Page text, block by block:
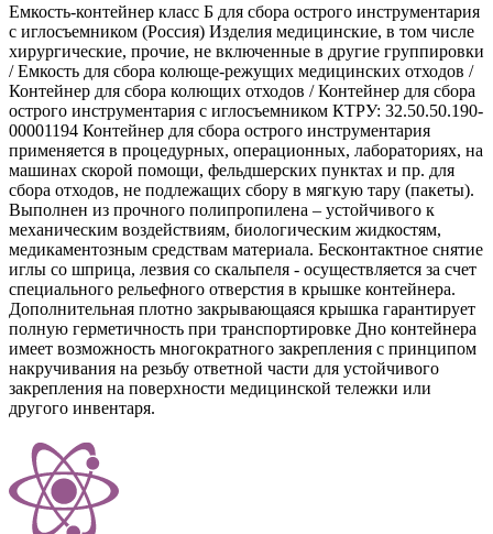
Емкость-контейнер класс Б для сбора острого инструментария
с иглосъемником (Россия) Изделия медицинские, в том числе
хирургические, прочие, не включенные в другие группировки
/ Емкость для сбора колюще-режущих медицинских отходов /
Контейнер для сбора колющих отходов / Контейнер для сбора
острого инструментария с иглосъемником КТРУ: 32.50.50.190-
00001194 Контейнер для сбора острого инструментария
применяется в процедурных, операционных, лабораториях, на
машинах скорой помощи, фельдшерских пунктах и пр. для
сбора отходов, не подлежащих сбору в мягкую тару (пакеты).
Выполнен из прочного полипропилена – устойчивого к
механическим воздействиям, биологическим жидкостям,
медикаментозным средствам материала. Бесконтактное снятие
иглы со шприца, лезвия со скальпеля - осуществляется за счет
специального рельефного отверстия в крышке контейнера.
Дополнительная плотно закрывающаяся крышка гарантирует
полную герметичность при транспортировке Дно контейнера
имеет возможность многократного закрепления с принципом
накручивания на резьбу ответной части для устойчивого
закрепления на поверхности медицинской тележки или
другого инвентаря.